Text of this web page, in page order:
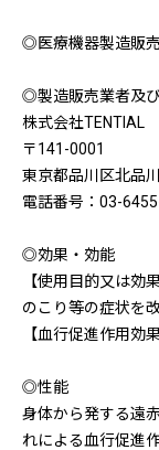
◎医療機器製造販
◎製造販売業者及
株式会社TENTIAL
〒141-0001
東京都品川区北品
電話番号：03-
◎効果・効能
【使用目的又は効
のこり等の症状を
【血行促進作用効
◎性能
身体から発する遠
れによる血行促進